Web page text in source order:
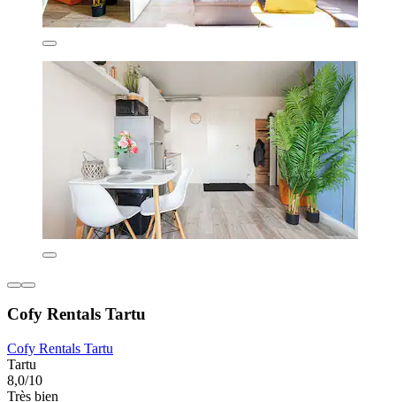
Cofy Rentals Tartu
Cofy Rentals Tartu
Tartu
8,0/10
Très bien